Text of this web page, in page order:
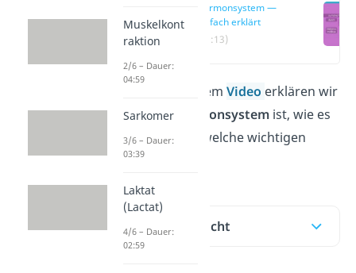
Hormonsystem —
einfach erklärt
(00:13)
Hier und in unserem Video erklären wir
dir, was das Hormonsystem ist, wie es
funktioniert und welche wichtigen
Hormone es gibt.
Inhaltsübersicht
Muskelkont
raktion
2/6 – Dauer:
04:59
Sarkomer
3/6 – Dauer:
03:39
Laktat
(Lactat)
4/6 – Dauer:
02:59